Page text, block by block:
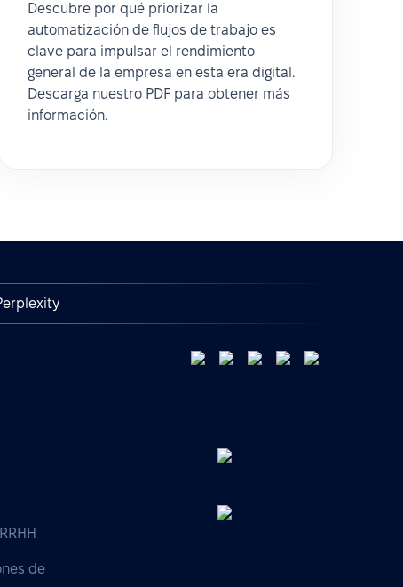
Descubre por qué priorizar la
automatización de flujos de trabajo es
clave para impulsar el rendimiento
general de la empresa en esta era digital.
Descarga nuestro PDF para obtener más
información.
de